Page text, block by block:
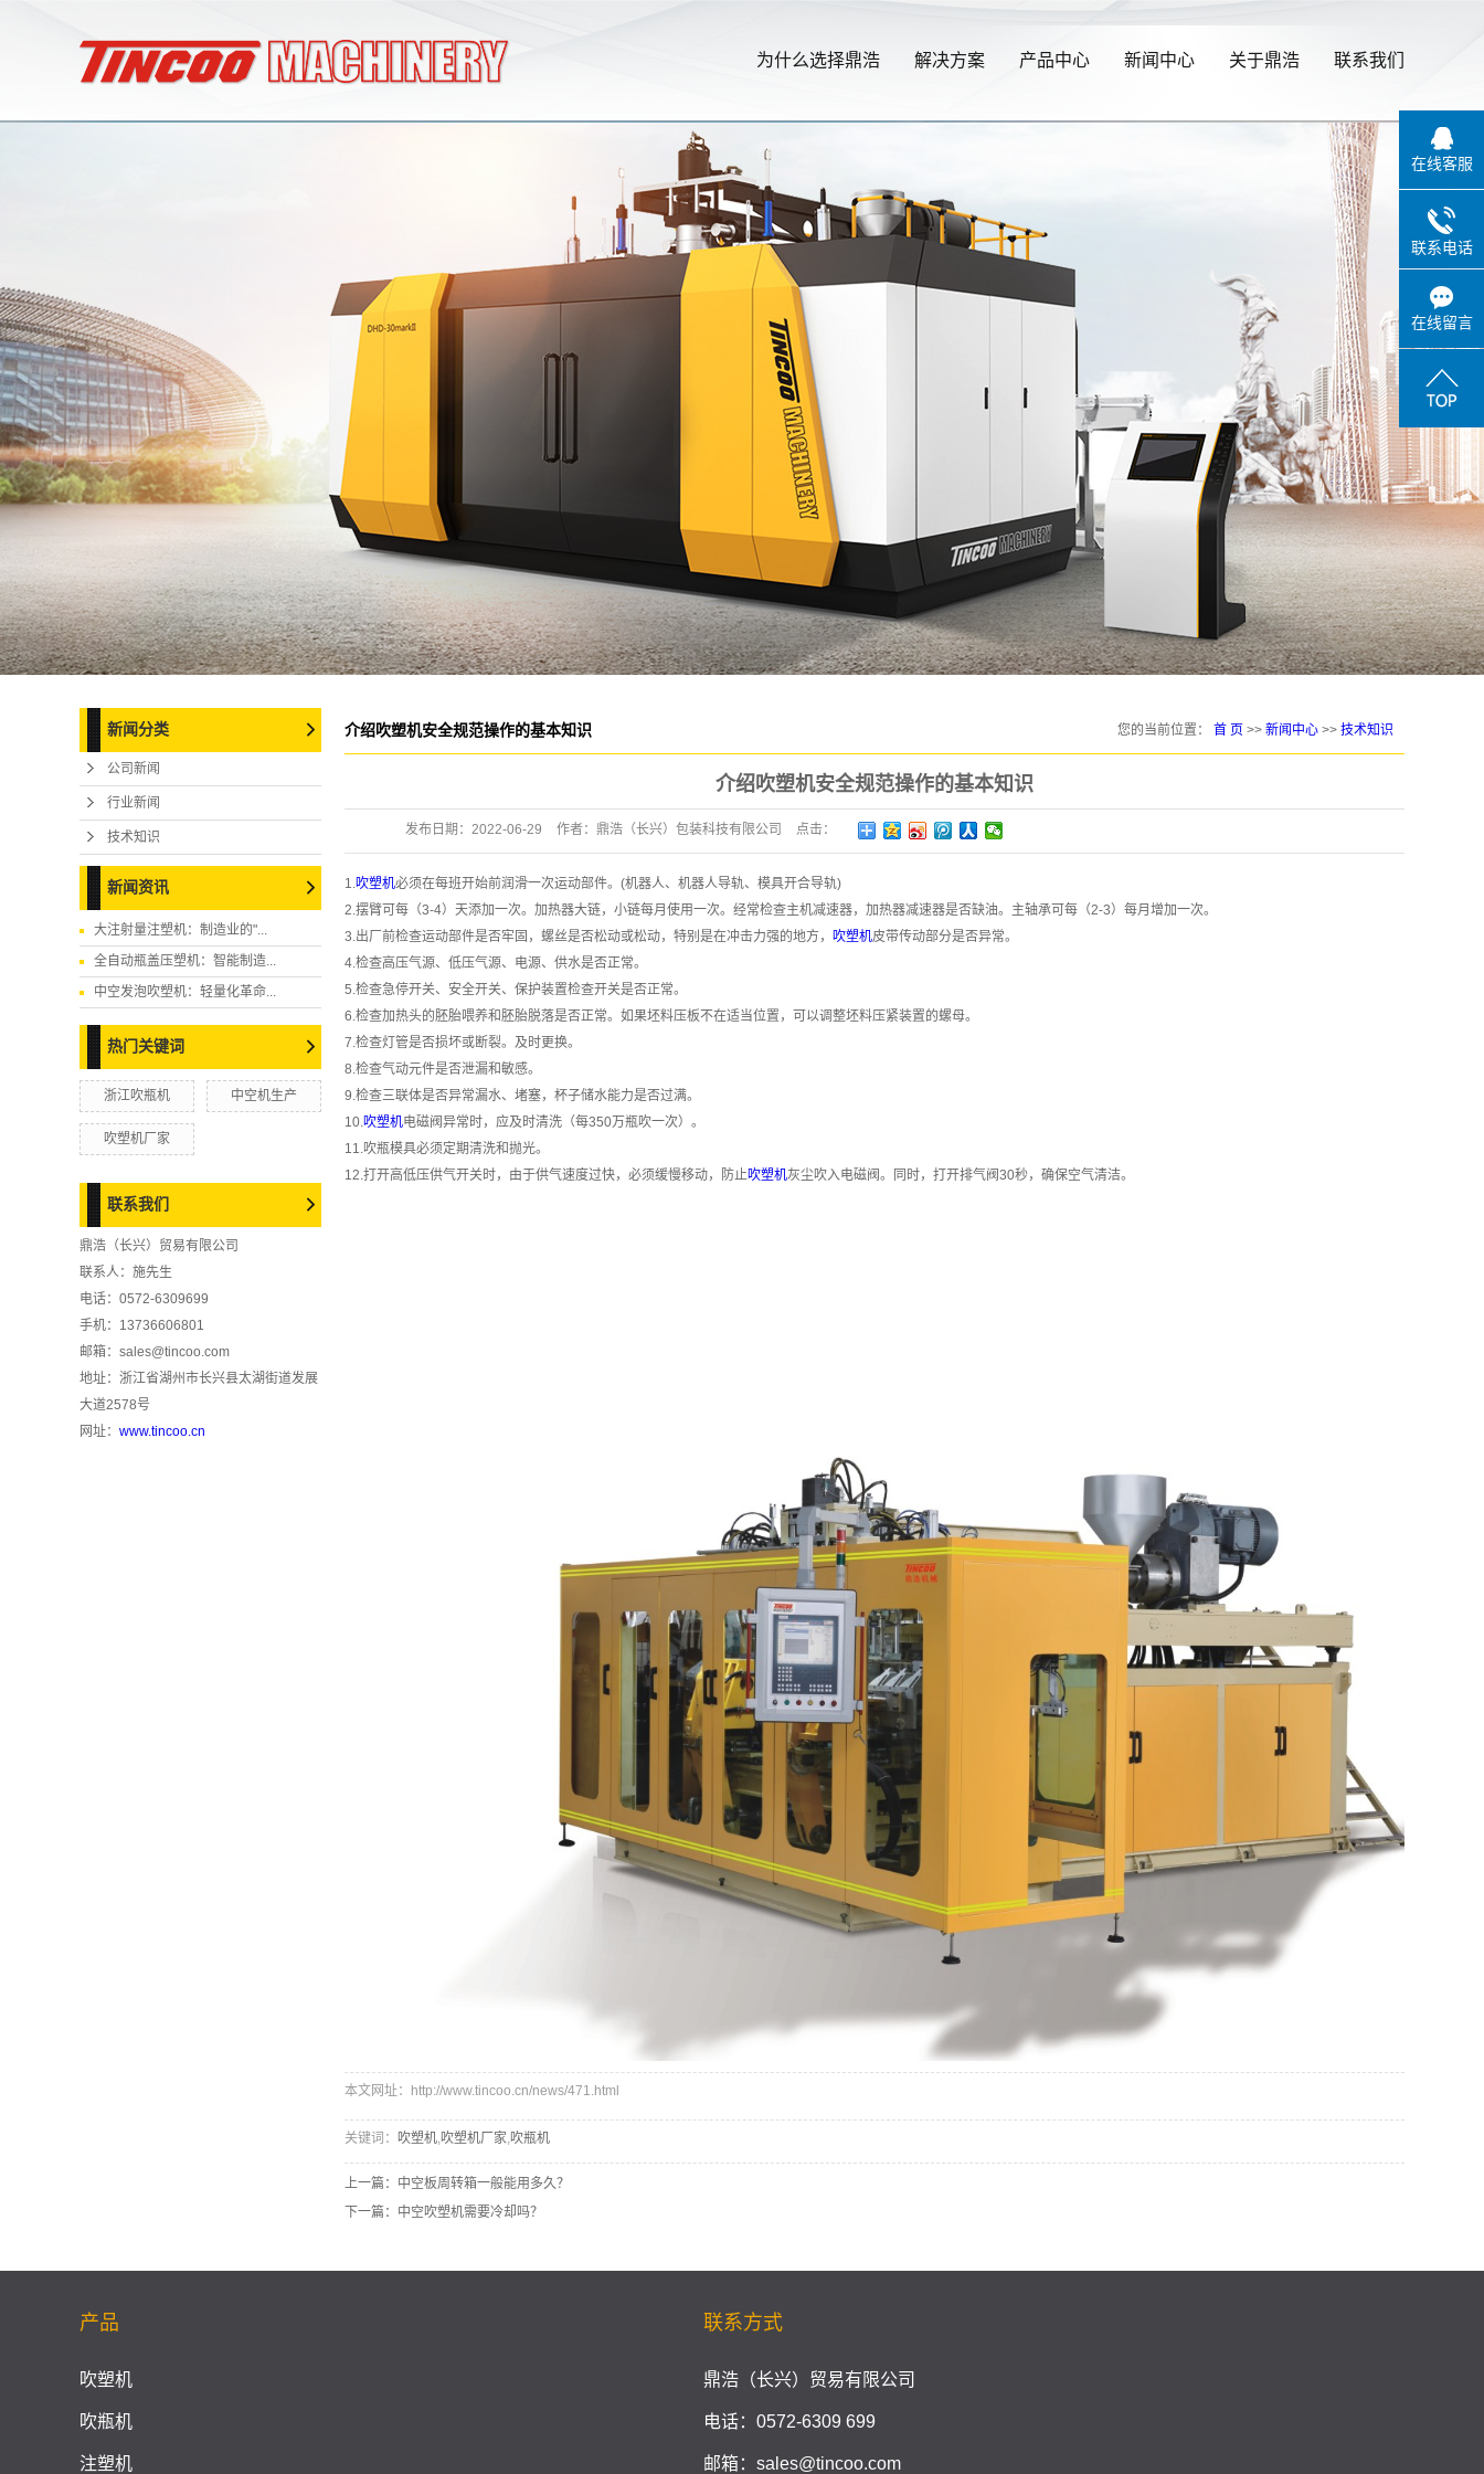
为什么选择鼎浩 解决方案 产品中心 新闻中心 关于鼎浩 联系我们
新闻分类
公司新闻
行业新闻
技术知识
新闻资讯
大注射量注塑机：制造业的"...
全自动瓶盖压塑机：智能制造...
中空发泡吹塑机：轻量化革命...
热门关键词
浙江吹瓶机 中空机生产
吹塑机厂家
联系我们
鼎浩（长兴）贸易有限公司
联系人：施先生
电话：0572-6309699
手机：13736606801
邮箱：sales@tincoo.com
地址：浙江省湖州市长兴县太湖街道发展
大道2578号
网址： www.tincoo.cn
介绍吹塑机安全规范操作的基本知识 您的当前位置： 首 页 >> 新闻中心 >> 技术知识
介绍吹塑机安全规范操作的基本知识
发布日期： 2022-06-29 作者： 鼎浩（长兴）包装科技有限公司
点击：
1678
1.吹塑机必须在每班开始前润滑一次运动部件。(机器人、机器人导轨、模具开合导轨)
2.摆臂可每（3-4）天添加一次。加热器大链，小链每月使用一次。经常检查主机减速器，加热器减速器是否缺油。主轴承可每（2-3）每月增加一次。
3.出厂前检查运动部件是否牢固，螺丝是否松动或松动，特别是在冲击力强的地方， 吹塑机皮带传动部分是否异常。
4.检查高压气源、低压气源、电源、供水是否正常。
5.检查急停开关、安全开关、保护装置检查开关是否正常。
6.检查加热头的胚胎喂养和胚胎脱落是否正常。如果坯料压板不在适当位置，可以调整坯料压紧装置的螺母。
7.检查灯管是否损坏或断裂。及时更换。
8.检查气动元件是否泄漏和敏感。
9.检查三联体是否异常漏水、堵塞，杯子储水能力是否过满。
10.吹塑机电磁阀异常时，应及时清洗（每350万瓶吹一次）。
11.吹瓶模具必须定期清洗和抛光。
12.打开高低压供气开关时，由于供气速度过快，必须缓慢移动，防止吹塑机灰尘吹入电磁阀。同时，打开排气阀30秒，确保空气清洁。
本文网址：http://www.tincoo.cn/news/471.html
关键词： 吹塑机,吹塑机厂家,吹瓶机
上一篇： 中空板周转箱一般能用多久？
下一篇： 中空吹塑机需要冷却吗？
产品
吹塑机
吹瓶机
注塑机
联系方式
鼎浩（长兴）贸易有限公司
电话：0572-6309 699
邮箱：sales@tincoo.com
在线客服
联系电话
在线留言